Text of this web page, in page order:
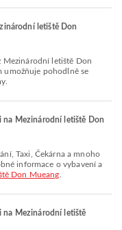
letiště Don
umožňuje pohodlně se
na Mezinárodní letiště Don
informace o vybavení a
Don Mueang
na Mezinárodní letiště